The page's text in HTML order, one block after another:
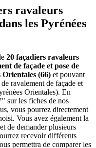
ravaleurs
les Pyrénées
20 façadiers ravaleurs
de façade et pose de
Orientales (66) et pouvant
ravalement de façade et
Orientales). En
sur les fiches de nos
vous pourrez directement
Vous avez également la
de demander plusieurs
recevoir différents
permettra de comparer les